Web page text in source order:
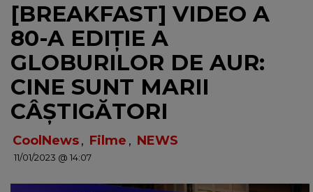
BREAKFAST
TIC TALK
CÂȘTIGĂ
HOT 30
DANCEFLOOR CHART
[BREAKFAST] VIDEO A
80-A EDIȚIE A
GLOBURILOR DE AUR:
CINE SUNT MARII
CÂȘTIGĂTORI
CoolNews, Filme , NEWS
11/01/2023 @ 14:07